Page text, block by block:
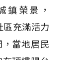
鎮榮景，
充滿活力
當地居民